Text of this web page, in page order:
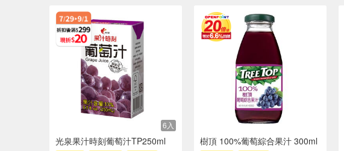
6入
光泉果汁時刻葡萄汁TP250ml
樹頂 100%葡萄綜合果汁 300ml